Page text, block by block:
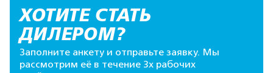
ХОТИТЕ СТАТЬ
ДИЛЕРОМ?
Заполните анкету и отправьте заявку. Мы
рассмотрим её в течение 3х рабочих